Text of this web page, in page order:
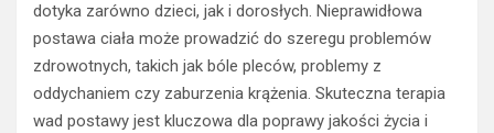
dotyka zarówno dzieci, jak i dorosłych. Nieprawidłowa
postawa ciała może prowadzić do szeregu problemów
zdrowotnych, takich jak bóle pleców, problemy z
oddychaniem czy zaburzenia krążenia. Skuteczna terapia
wad postawy jest kluczowa dla poprawy jakości życia i